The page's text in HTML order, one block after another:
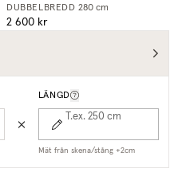
DUBBELBREDD 280 cm
2 600 kr
LÄNGD
T.ex. 250 cm
Mät från skena/stång +2cm